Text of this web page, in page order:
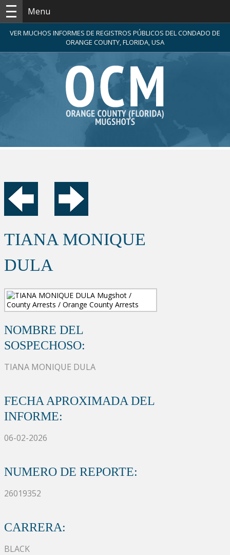
Menu
VER MUCHOS INFORMES DE REGISTROS PÚBLICOS DEL CONDADO DE
ORANGE COUNTY, FLORIDA, USA
TIANA MONIQUE
DULA
NOMBRE DEL
SOSPECHOSO:
TIANA MONIQUE DULA
FECHA APROXIMADA DEL
INFORME:
06-02-2026
NUMERO DE REPORTE:
26019352
CARRERA:
BLACK